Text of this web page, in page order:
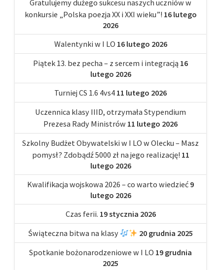
Gratulujemy dużego sukcesu naszych uczniów w
konkursie „Polska poezja XX i XXI wieku”! 16 lutego
2026
Walentynki w I LO 16 lutego 2026
Piątek 13. bez pecha – z sercem i integracją 16
lutego 2026
Turniej CS 1.6 4vs4 11 lutego 2026
Uczennica klasy IIID, otrzymała Stypendium
Prezesa Rady Ministrów 11 lutego 2026
Szkolny Budżet Obywatelski w I LO w Olecku – Masz
pomysł? Zdobądź 5000 zł na jego realizację! 11
lutego 2026
Kwalifikacja wojskowa 2026 – co warto wiedzieć 9
lutego 2026
Czas ferii. 19 stycznia 2026
Świąteczna bitwa na klasy
20 grudnia 2025
Spotkanie bożonarodzeniowe w I LO 19 grudnia
2025